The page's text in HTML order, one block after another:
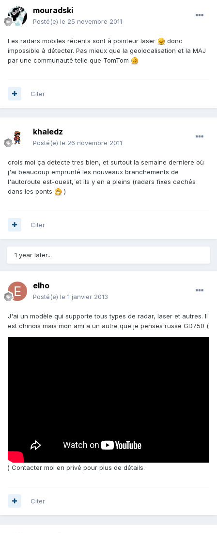
mouradski
Posté(e) le 25 novembre 2011
Les radars mobiles récents sont à pointeur laser
donc
impossible à détecter. Pas mieux que la geolocalisation et la MAJ
par une communauté telle que TomTom
Citer
khaledz
Posté(e) le 26 novembre 2011
crois moi ça detecte tres bien, et surtout la semaine derniere où
j'ai beaucoup emprunté les nouveaux branchements de
l'autoroute est-ouest, et ils y en a pleins (radars fixes cachés
dans les ponts
)
Citer
1 year later...
elho
Posté(e) le 1 janvier 2013
J'ai un modèle qui supporte tous types de radar, laser et autres. Il
est chinois mais mon ami a un autre que je penses russe GD750 (
) Contacter moi en privé pour plus de détails.
Citer